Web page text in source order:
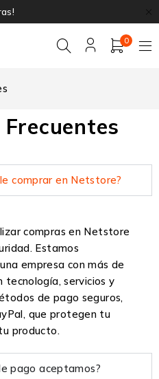
0
comprar en Netstore?
compras en Netstore
Estamos
empresa con más de
tecnología, servicios y
de pago seguros,
que protegen tu
producto.
pago aceptamos?